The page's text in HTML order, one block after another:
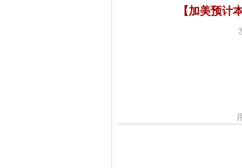
【加美预